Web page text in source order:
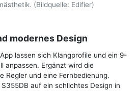
(Bildquelle: Edifier)
modernes Design
lassen sich Klangprofile und ein 9-
anpassen. Ergänzt wird die
Regler und eine Fernbedienung.
auf ein schlichtes Design in